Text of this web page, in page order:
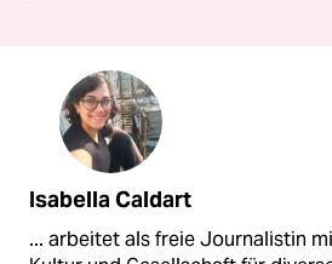
Isabella Caldart
... arbeitet als freie Journalistin